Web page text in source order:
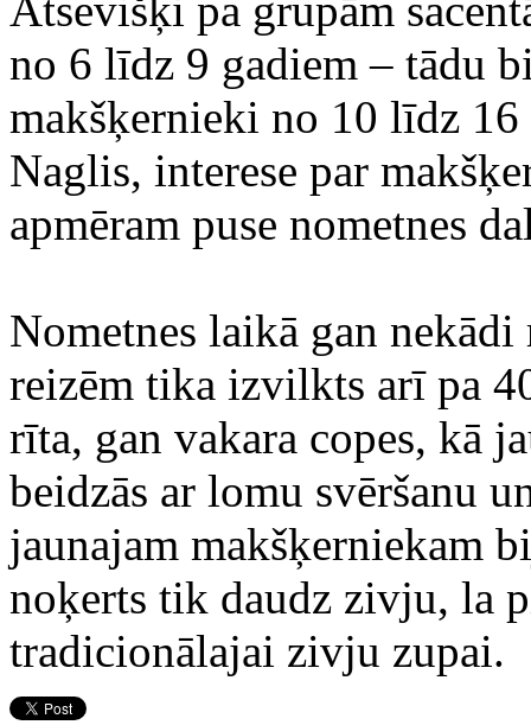
no 6 līdz 9 gadiem – tādu
makšķernieki no 10 līdz 16
Naglis, interese par
apmēram puse nometnes
Nometnes laikā gan
reizēm tika izvilkts arī pa
rīta, gan vakara copes, kā
beidzās ar lomu svēršanu
jaunajam makšķerniekam
noķerts tik daudz zivju, la
tradicionālajai zivju zupai.